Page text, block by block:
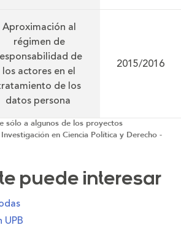
Aproximación al
régimen de
de
los actores en el
de los
datos persona
2015/2016
sólo a algunos de los proyectos
en Ciencia Política y Derecho -
puede interesar